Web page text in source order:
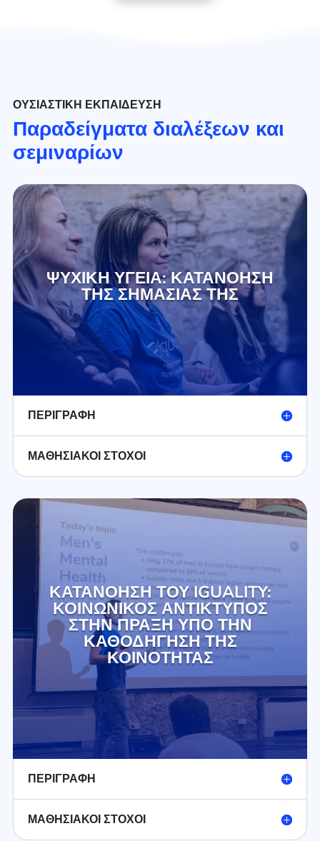
ΟΥΣΙΑΣΤΙΚΉ ΕΚΠΑΊΔΕΥΣΗ
Παραδείγματα διαλέξεων και
σεμιναρίων
ΨΥΧΙΚΉ ΥΓΕΊΑ: ΚΑΤΑΝΌΗΣΗ
ΤΗΣ ΣΗΜΑΣΊΑΣ ΤΗΣ
ΠΕΡΙΓΡΑΦΉ
ΜΑΘΗΣΙΑΚΟΊ ΣΤΌΧΟΙ
ΚΑΤΑΝΌΗΣΗ ΤΟΥ IGUALITY:
ΚΟΙΝΩΝΙΚΌΣ ΑΝΤΊΚΤΥΠΟΣ
ΣΤΗΝ ΠΡΆΞΗ ΥΠΌ ΤΗΝ
ΚΑΘΟΔΉΓΗΣΗ ΤΗΣ
ΚΟΙΝΌΤΗΤΑΣ
ΠΕΡΙΓΡΑΦΉ
ΜΑΘΗΣΙΑΚΟΊ ΣΤΌΧΟΙ